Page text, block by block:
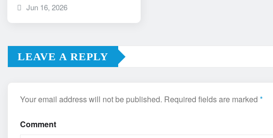
Jun 16, 2026
LEAVE A REPLY
Your email address will not be published. Required fields are marked *
Comment